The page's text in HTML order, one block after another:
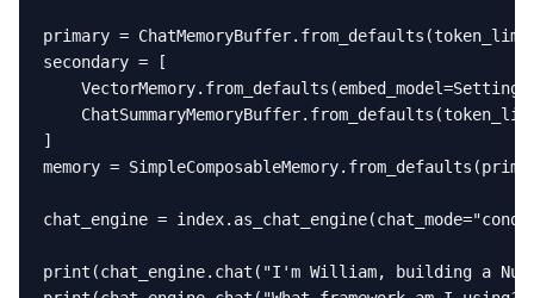
primary =
secondary = [
]
memory =
chat_engine =
print(chat_engine.chat("I'm William, building a